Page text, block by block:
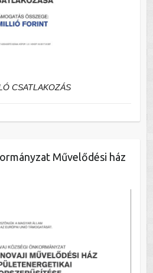
CSATLAKOZÁS
Művelődési ház